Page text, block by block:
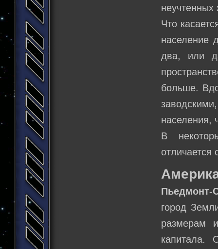
неучтенных
Что
население
два, или
больше.
населения,
В
отличается
Пьедмонт-
город
размерам
капитала.